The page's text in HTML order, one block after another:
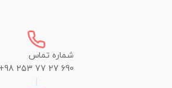
شماره تماس
+98 253 77 27 690